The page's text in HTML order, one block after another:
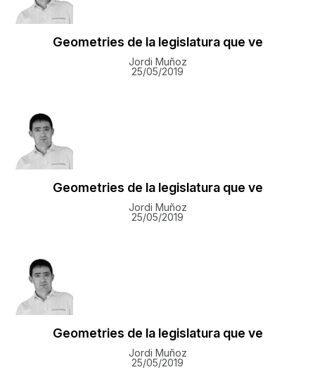
Geometries de la legislatura que ve
Jordi Muñoz
25/05/2019
Geometries de la legislatura que ve
Jordi Muñoz
25/05/2019
Geometries de la legislatura que ve
Jordi Muñoz
25/05/2019